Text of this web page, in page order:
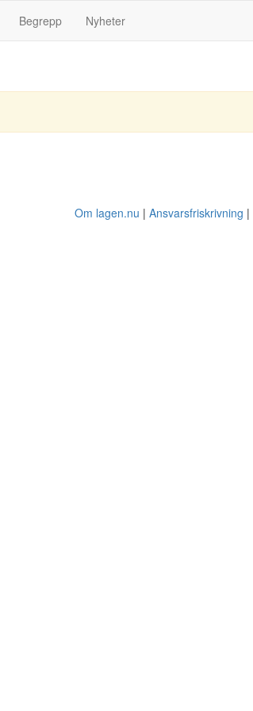
Begrepp Nyheter
Om lagen.nu Ansvarsfriskrivning